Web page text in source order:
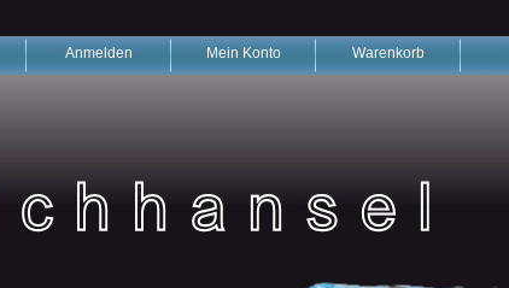
Anmelden Mein Konto Warenkorb